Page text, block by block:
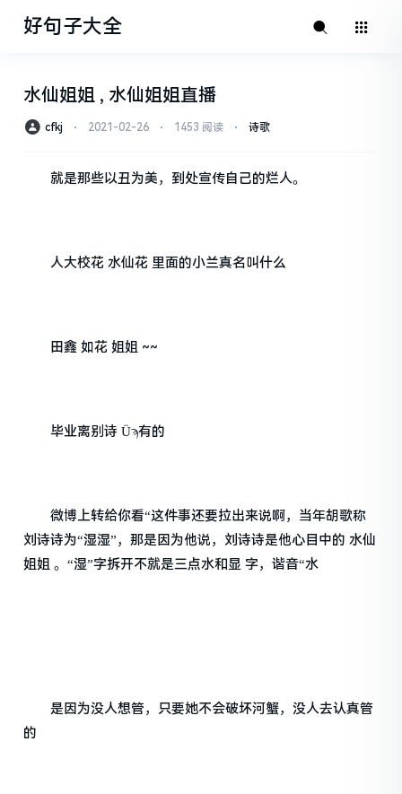
好句子大全
水仙姐姐 , 水仙姐姐直播
cfkj ⋅ 2021-02-26 ⋅ 1453 阅读 ⋅ 诗歌
就是那些以丑为美，到处宣传自己的烂人。
人大校花 水仙花 里面的小兰真名叫什么
田鑫 如花 姐姐 ~~
毕业离别诗 Üϡ有的
微博上转给你看“这件事还要拉出来说啊，当年胡歌称
刘诗诗为“湿湿”，那是因为他说，刘诗诗是他心目中的 水仙
姐姐 。“湿”字拆开不就是三点水和显 字，谐音“水
是因为没人想管，只要她不会破坏河蟹，没人去认真管
的